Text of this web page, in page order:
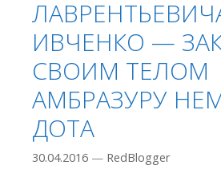
ИВЧЕНКО —
СВОИМ ТЕЛОМ
АМБРАЗУРУ
ДОТА
30.04.2016 — RedBlogger